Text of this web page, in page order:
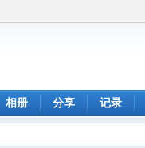
相册 分享 记录